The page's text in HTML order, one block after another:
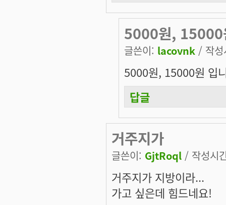
5000원, 15000
글쓴이: lacovnk / 작
5000원, 15000원 입
답글
거주지가
글쓴이: GjtRoql / 작성시
거주지가 지방이라...
가고 싶은데 힘드네요!